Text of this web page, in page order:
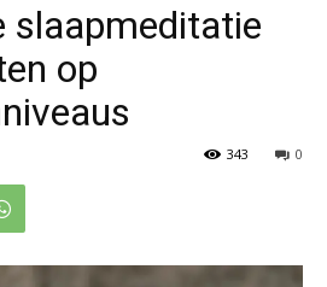
slaapmeditatie
op
0
343